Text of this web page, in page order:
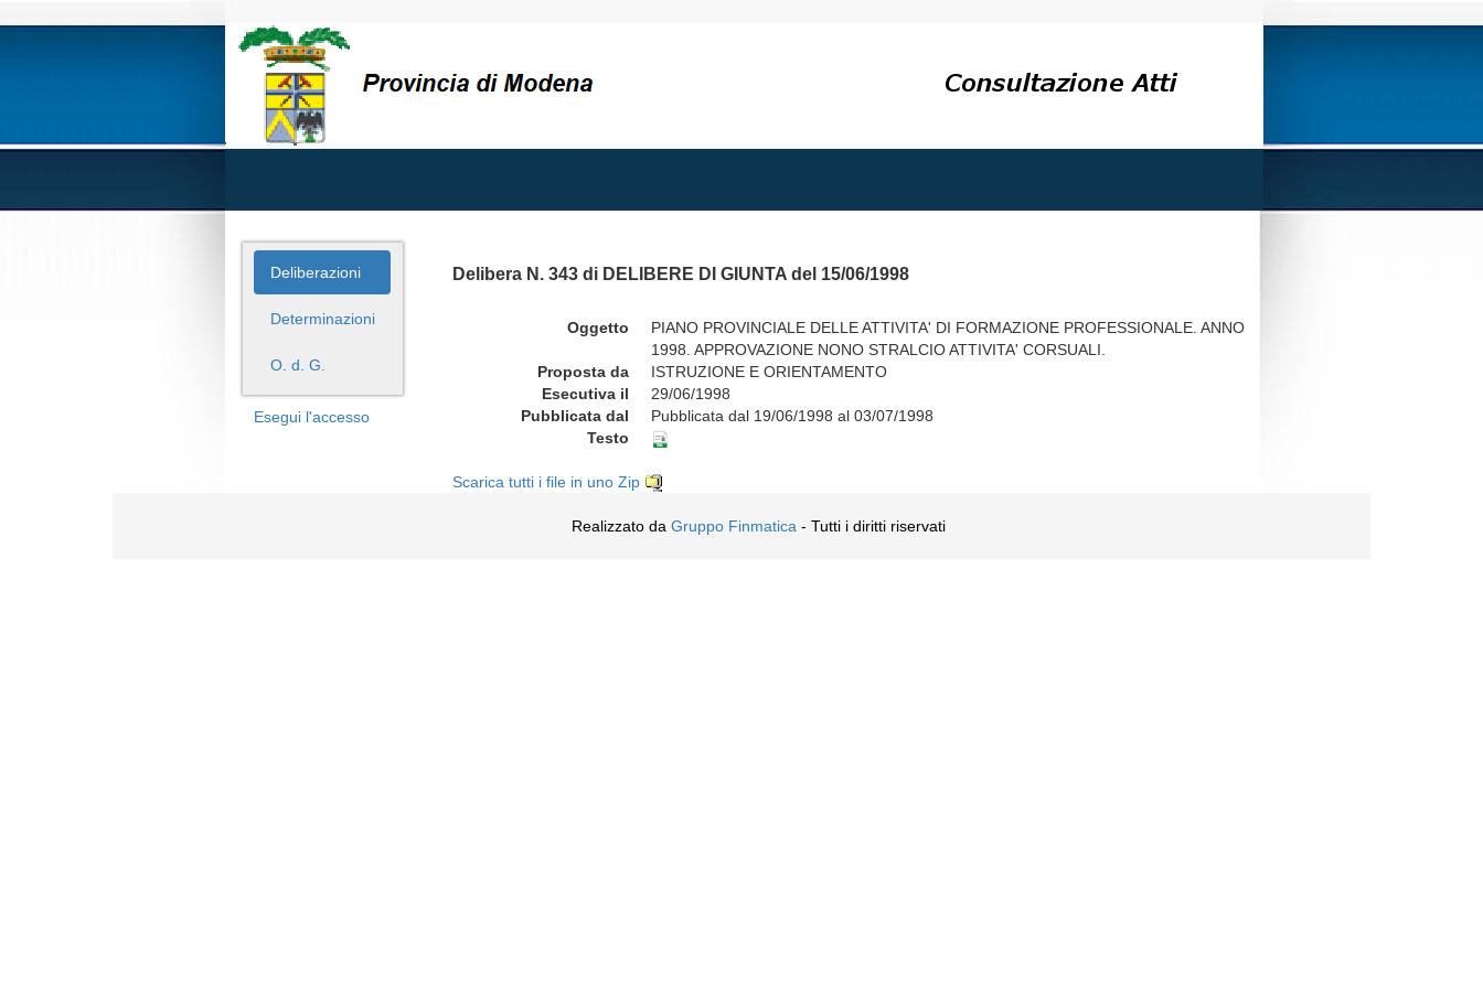
Deliberazioni
Determinazioni
O. d. G.
Esegui l'accesso
Delibera N. 343 di DELIBERE DI GIUNTA del 15/06/1998
Oggetto
PIANO PROVINCIALE DELLE ATTIVITA' DI FORMAZIONE PROFESSIONALE. ANNO
1998. APPROVAZIONE NONO STRALCIO ATTIVITA' CORSUALI.
Proposta da
ISTRUZIONE E ORIENTAMENTO
Esecutiva il
29/06/1998
Pubblicata dal
Pubblicata dal 19/06/1998 al 03/07/1998
Testo
Scarica tutti i file in uno Zip
Realizzato da Gruppo Finmatica - Tutti i diritti riservati